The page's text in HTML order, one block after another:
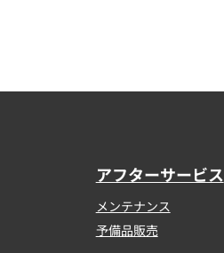
アフターサービス
メンテナンス
予備品販売